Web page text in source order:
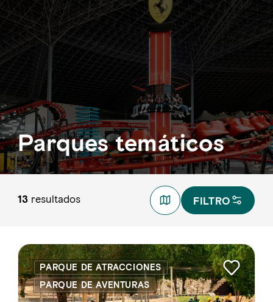
Parques temáticos
13 resultados FILTRO
PARQUE DE ATRACCIONES
PARQUE DE AVENTURAS